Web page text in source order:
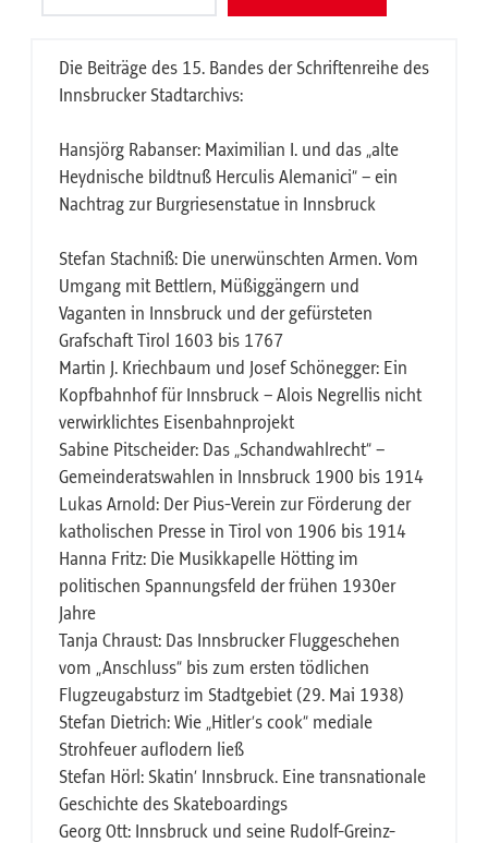
Die Beiträge des 15. Bandes der Schriftenreihe des
Innsbrucker Stadtarchivs:
Hansjörg Rabanser: Maximilian I. und das „alte
Heydnische bildtnuß Herculis Alemanici“ – ein
Nachtrag zur Burgriesenstatue in Innsbruck
Stefan Stachniß: Die unerwünschten Armen. Vom
Umgang mit Bettlern, Müßiggängern und
Vaganten in Innsbruck und der gefürsteten
Grafschaft Tirol 1603 bis 1767
Martin J. Kriechbaum und Josef Schönegger: Ein
Kopfbahnhof für Innsbruck – Alois Negrellis nicht
verwirklichtes Eisenbahnprojekt
Sabine Pitscheider: Das „Schandwahlrecht“ –
Gemeinderatswahlen in Innsbruck 1900 bis 1914
Lukas Arnold: Der Pius-Verein zur Förderung der
katholischen Presse in Tirol von 1906 bis 1914
Hanna Fritz: Die Musikkapelle Hötting im
politischen Spannungsfeld der frühen 1930er
Jahre
Tanja Chraust: Das Innsbrucker Fluggeschehen
vom „Anschluss“ bis zum ersten tödlichen
Flugzeugabsturz im Stadtgebiet (29. Mai 1938)
Stefan Dietrich: Wie „Hitler’s cook“ mediale
Strohfeuer auflodern ließ
Stefan Hörl: Skatin’ Innsbruck. Eine transnationale
Geschichte des Skateboardings
Georg Ott: Innsbruck und seine Rudolf-Greinz-